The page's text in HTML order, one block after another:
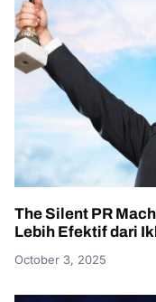
The Silent PR
Lebih Efektif dari
October 3, 2025